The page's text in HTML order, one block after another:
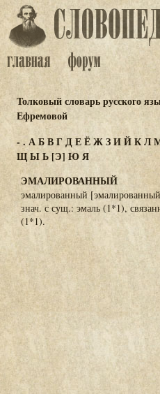
Толковый словарь русского
Ефремовой
- . АБВГДЕЁЖЗИЙКЛ
ЩЫЬ[Э] ЮЯ
ЭМАЛИРОВАННЫЙ
эмалированный
знач. с сущ.: эмаль (1*1),
(1*1).